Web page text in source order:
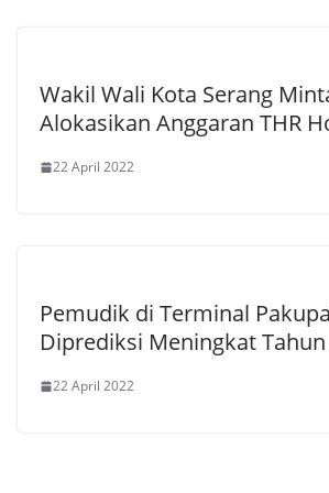
Wakil Wali Kota Serang
Alokasikan Anggaran THR
22 April 2022
Pemudik di Terminal
Diprediksi Meningkat
22 April 2022